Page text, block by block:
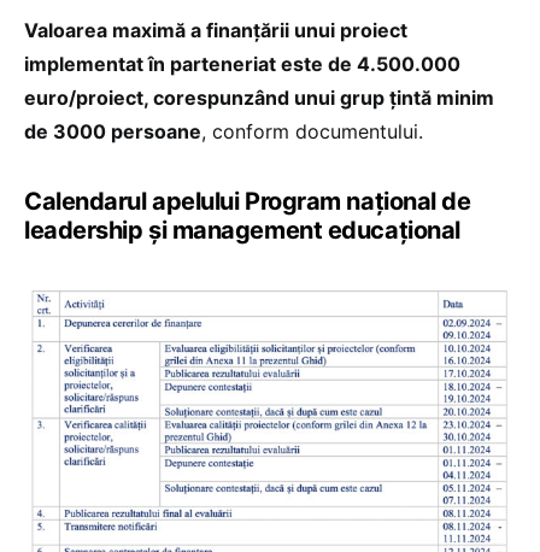
Valoarea maximă a finanțării unui proiect
implementat în parteneriat este de 4.500.000
euro/proiect, corespunzând unui grup țintă minim
de 3000 persoane, conform documentului.
Calendarul apelului Program național de
leadership și management educațional